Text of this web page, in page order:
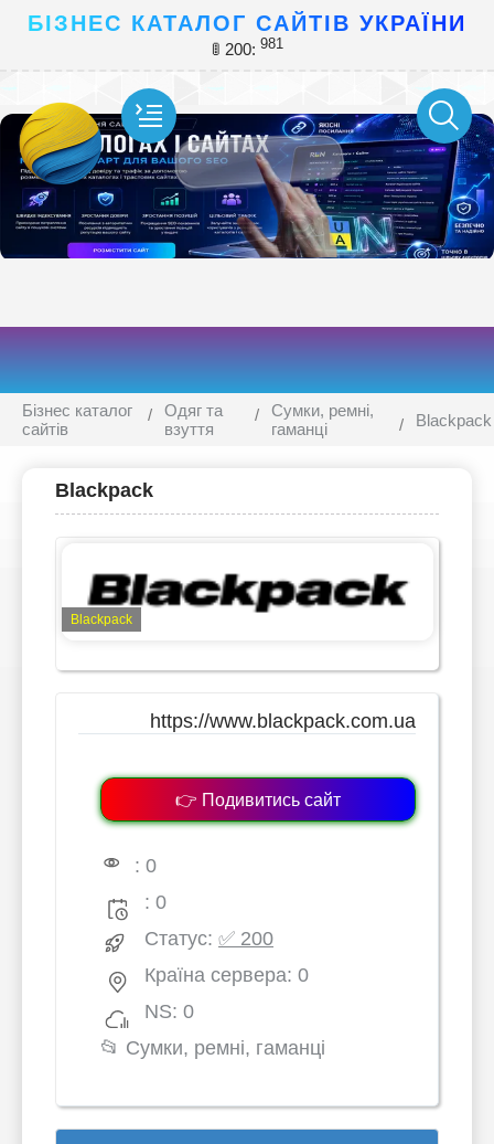
БІЗНЕС КАТАЛОГ САЙТІВ УКРАЇНИ
🚦 200: 981
Бізнес каталог
сайтів
Одяг та
взуття
Сумки, ремні,
гаманці
Blackpack
Blackpack
Blackpack
https://www.blackpack.com.ua
👉 Подивитись сайт
: 0
: 0
Статус: ✅ 200
Країна сервера: 0
NS: 0
📂 Сумки, ремні, гаманці